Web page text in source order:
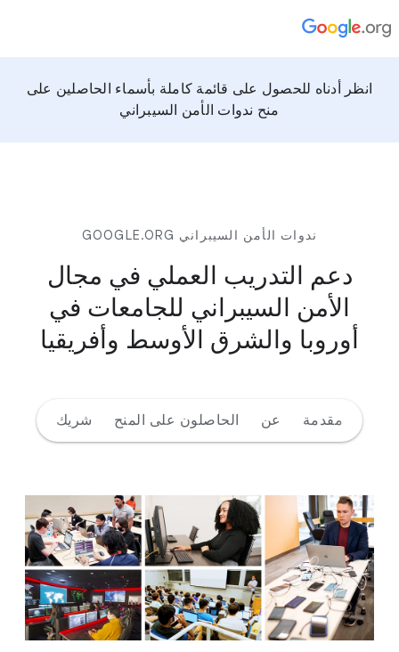
انظر أدناه للحصول على قائمة كاملة بأسماء الحاصلين على
منح ندوات الأمن السيبراني
ندوات الأمن السيبراني GOOGLE.ORG
دعم التدريب العملي في مجال
الأمن السيبراني للجامعات في
أوروبا والشرق الأوسط وأفريقيا
مقدمة عن الحاصلون على المنح شريك